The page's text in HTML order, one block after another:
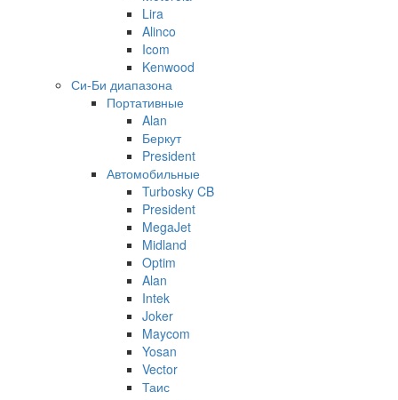
Lira
Alinco
Icom
Kenwood
Си-Би диапазона
Портативные
Alan
Беркут
President
Автомобильные
Turbosky CB
President
MegaJet
Midland
Optim
Alan
Intek
Joker
Maycom
Yosan
Vector
Таис